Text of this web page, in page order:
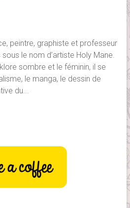
peintre, graphiste et professeur
le nom d’artiste Holy Mane.
sombre et le féminin, il se
le manga, le dessin de
du...